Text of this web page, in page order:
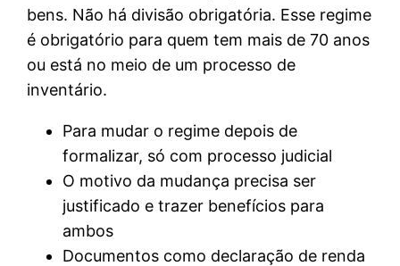
bens. Não há divisão obrigatória. Esse regime
é obrigatório para quem tem mais de 70 anos
ou está no meio de um processo de
inventário.
Para mudar o regime depois de
formalizar, só com processo judicial
O motivo da mudança precisa ser
justificado e trazer benefícios para
ambos
Documentos como declaração de renda